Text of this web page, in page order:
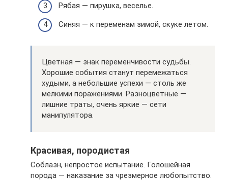
Рябая — пирушка, веселье.
Синяя — к переменам зимой, скуке летом.
Цветная — знак переменчивости судьбы.
Хорошие события станут перемежаться
худыми, а небольшие успехи — столь же
мелкими поражениями. Разноцветные —
лишние траты, очень яркие — сети
манипулятора.
Красивая, породистая
Соблазн, непростое испытание. Голошейная
порода — наказание за чрезмерное любопытство.